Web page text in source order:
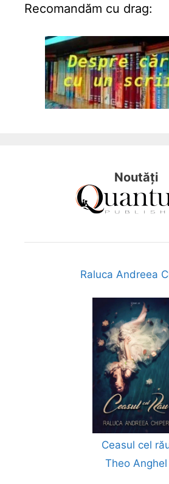
Recomandăm cu drag:
Noutăți
Raluca Andreea
Ceasul cel
Theo Anghel